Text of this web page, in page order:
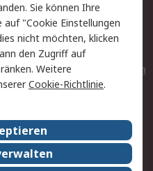
Datenschutz
Zahlungsbedingungen
Entsorgung
Elektrogeräte/Batterien
RS weltweit
Nachhaltigkeit
Sie können Ihre
auf "Cookie Einstellungen
nicht möchten, klicken
den Zugriff auf
Weitere
Cookie-Richtlinie.